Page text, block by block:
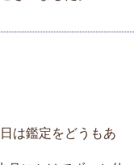
は鑑定をどうもあ